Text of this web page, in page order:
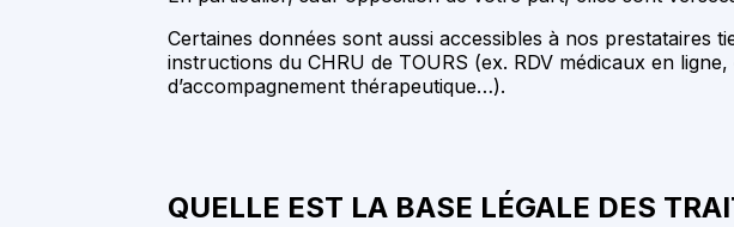
Certaines données sont aussi accessibles à nos prestataires
instructions du CHRU de TOURS (ex. RDV médicaux en
d’accompagnement thérapeutique…).
QUELLE EST LA BASE LÉGALE DES